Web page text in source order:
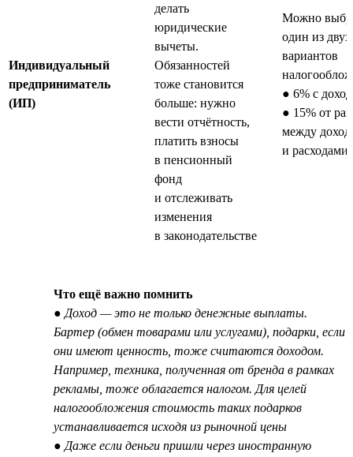
Индивидуальный
предприниматель
(ИП)
делать
юридические
вычеты.
Обязанностей
тоже становится
больше: нужно
вести отчётность,
платить взносы
в пенсионный
фонд
и отслеживать
изменения
в законодательстве
Можно
один из двух
вариантов
● 6% с
● 15% от
между
и расходами
Что ещё важно помнить
● Доход — это не только денежные выплаты.
Бартер (обмен товарами или услугами), подарки, если
они имеют ценность, тоже считаются доходом.
Например, техника, полученная от бренда в рамках
рекламы, тоже облагается налогом. Для целей
налогообложения стоимость таких подарков
устанавливается исходя из рыночной цены
● Даже если деньги пришли через иностранную